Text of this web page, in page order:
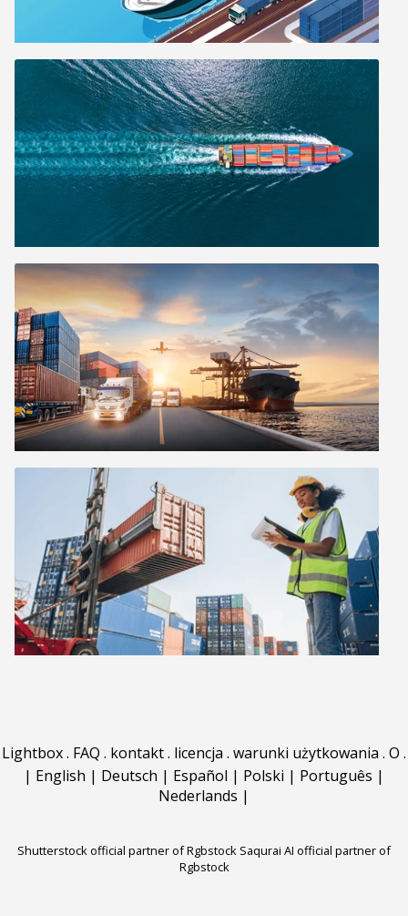
Lightbox. FAQ . kontakt. licencja . warunki użytkowania . O .
| English | Deutsch | Español | Polski | Português |
Nederlands |
Shutterstock official partner of Rgbstock Saqurai AI official partner of
Rgbstock